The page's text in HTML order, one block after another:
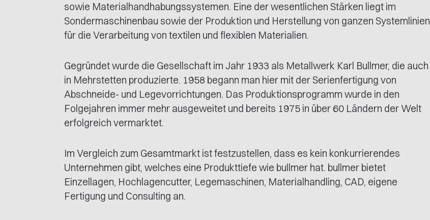
sowie Materialhandhabungssystemen. Eine der wesentlichen Stärken liegt im
Sondermaschinenbau sowie der Produktion und Herstellung von ganzen Systemlinien
für die Verarbeitung von textilen und flexiblen Materialien.
Gegründet wurde die Gesellschaft im Jahr 1933 als Metallwerk Karl Bullmer, die auch
in Mehrstetten produzierte. 1958 begann man hier mit der Serienfertigung von
Abschneide- und Legevorrichtungen. Das Produktionsprogramm wurde in den
Folgejahren immer mehr ausgeweitet und bereits 1975 in über 60 Ländern der Welt
erfolgreich vermarktet.
Im Vergleich zum Gesamtmarkt ist festzustellen, dass es kein konkurrierendes
Unternehmen gibt, welches eine Produkttiefe wie bullmer hat. bullmer bietet
Einzellagen, Hochlagencutter, Legemaschinen, Materialhandling, CAD, eigene
Fertigung und Consulting an.